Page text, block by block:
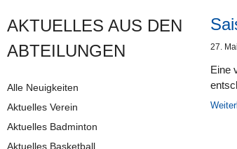
AKTUELLES AUS DEN
AB­TEI­LUNG­EN
Alle Neuigkeiten
Aktuelles Verein
Aktuelles Badminton
Aktuelles Basketball
27.
Eine